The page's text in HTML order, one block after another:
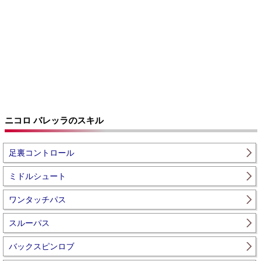
ニコロ バレッラのスキル
足裏コントロール
ミドルシュート
ワンタッチパス
スルーパス
バックスピンロブ